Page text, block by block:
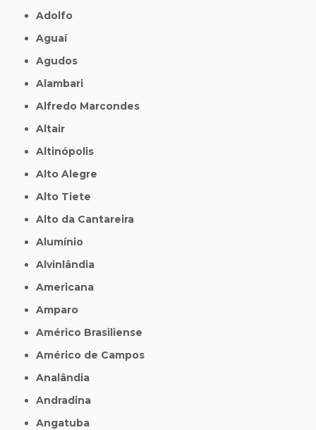
Adolfo
Aguaí
Agudos
Alambari
Alfredo Marcondes
Altair
Altinópolis
Alto Alegre
Alto Tiete
Alto da Cantareira
Alumínio
Alvinlândia
Americana
Amparo
Américo Brasiliense
Américo de Campos
Analândia
Andradina
Angatuba